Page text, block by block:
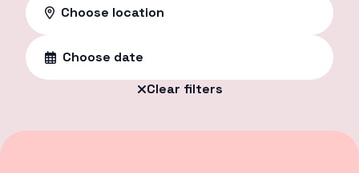
Choose location
Choose date
Clear filters